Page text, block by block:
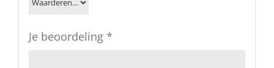
Je beoordeling *